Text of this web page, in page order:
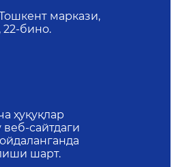
маркази,
22-бино.
ҳуқуқлар
сайтдаги
шарт.